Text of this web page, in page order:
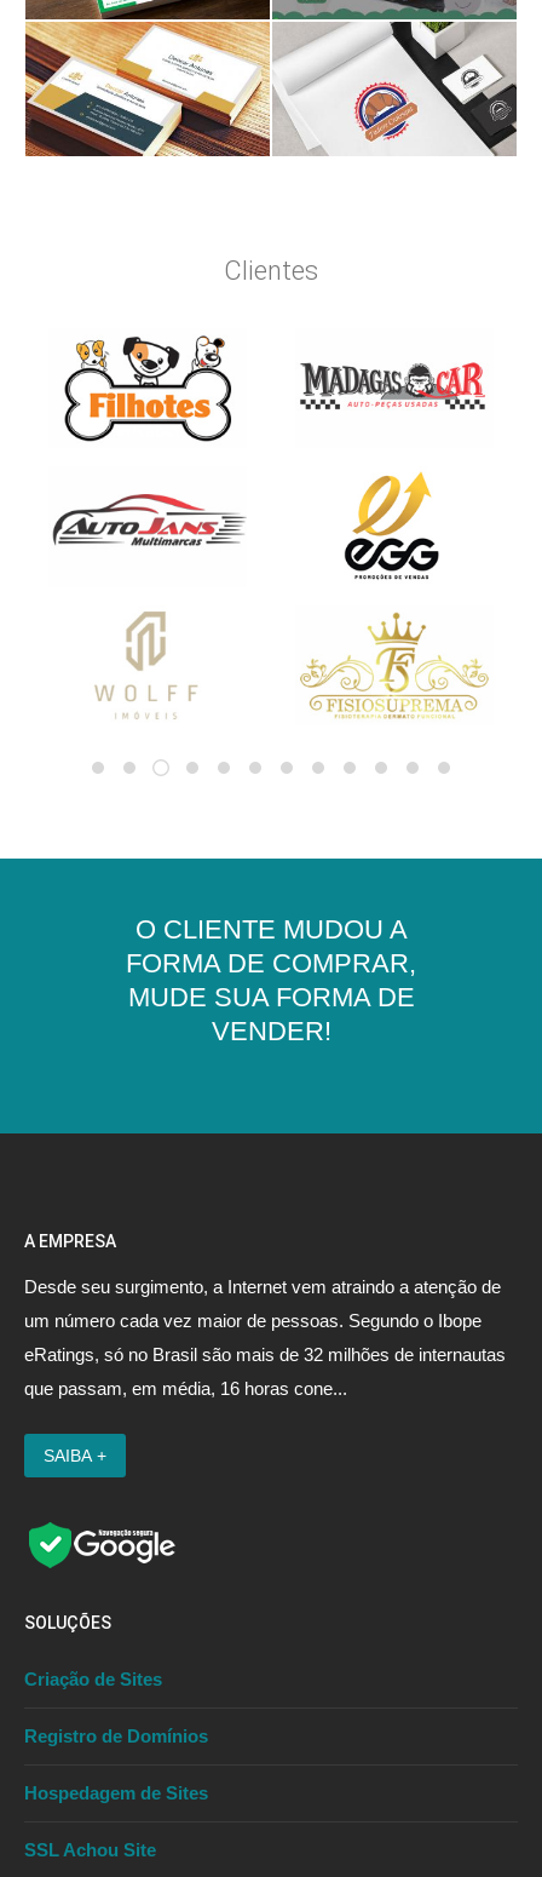
Clientes
O CLIENTE MUDOU A
FORMA DE COMPRAR,
MUDE SUA FORMA DE
VENDER!
A EMPRESA
Desde seu surgimento, a Internet vem atraindo a atenção de
um número cada vez maior de pessoas. Segundo o Ibope
eRatings, só no Brasil são mais de 32 milhões de internautas
que passam, em média, 16 horas cone...
SOLUÇÕES
Criação de Sites
Registro de Domínios
Hospedagem de Sites
SSL Achou Site